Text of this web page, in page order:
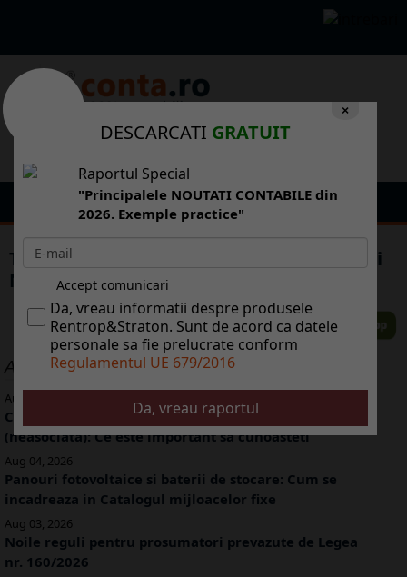
Turcia vrea RWE la proiectul gazoductului
Nabucco
ALTE ARTICOLE
Aug 05, 2026
Creditare societate de catre o persoana fizica
(neasociata): Ce este important sa cunoasteti
Aug 04, 2026
Panouri fotovoltaice si baterii de stocare: Cum se
incadreaza in Catalogul mijloacelor fixe
Aug 03, 2026
Noile reguli pentru prosumatori prevazute de Legea
nr. 160/2026
×
DESCARCATI GRATUIT
Raportul Special
"Principalele NOUTATI CONTABILE din
2026. Exemple practice"
Accept comunicari
Da, vreau informatii despre produsele
Rentrop&Straton. Sunt de acord ca datele
personale sa fie prelucrate conform
Regulamentul UE 679/2016